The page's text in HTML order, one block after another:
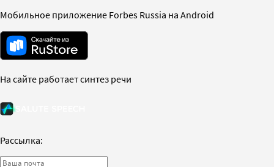
Мобильное приложение Forbes Russia на Android
На сайте работает синтез речи
Рассылка: